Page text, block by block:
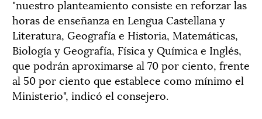
"nuestro planteamiento consiste en reforzar las
horas de enseñanza en Lengua Castellana y
Literatura, Geografía e Historia, Matemáticas,
Biología y Geografía, Física y Química e Inglés,
que podrán aproximarse al 70 por ciento, frente
al 50 por ciento que establece como mínimo el
Ministerio", indicó el consejero.